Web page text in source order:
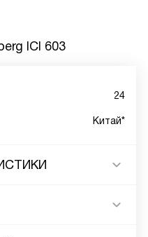
ICI 603
24
Китай*